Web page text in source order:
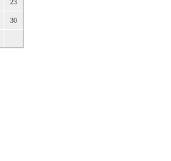
23
30